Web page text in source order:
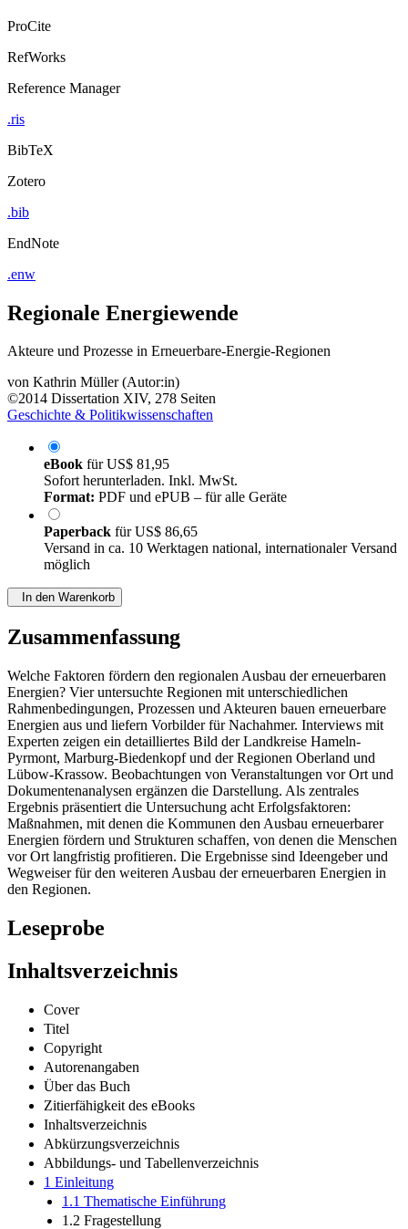
ProCite
RefWorks
Reference Manager
.ris
BibTeX
Zotero
.bib
EndNote
.enw
Regionale Energiewende
Akteure und Prozesse in Erneuerbare-Energie-Regionen
von Kathrin Müller (Autor:in)
©2014 Dissertation XIV, 278 Seiten
Geschichte & Politikwissenschaften
eBook fürUS$ 81,95
Sofort herunterladen. Inkl. MwSt.
Format: PDF und ePUB – für alle Geräte
Paperback fürUS$ 86,65
Versand in ca. 10 Werktagen national, internationaler Versand
möglich
In den Warenkorb
Zusammenfassung
Welche Faktoren fördern den regionalen Ausbau der erneuerbaren
Energien? Vier untersuchte Regionen mit unterschiedlichen
Rahmenbedingungen, Prozessen und Akteuren bauen erneuerbare
Energien aus und liefern Vorbilder für Nachahmer. Interviews mit
Experten zeigen ein detailliertes Bild der Landkreise Hameln-
Pyrmont, Marburg-Biedenkopf und der Regionen Oberland und
Lübow-Krassow. Beobachtungen von Veranstaltungen vor Ort und
Dokumentenanalysen ergänzen die Darstellung. Als zentrales
Ergebnis präsentiert die Untersuchung acht Erfolgsfaktoren:
Maßnahmen, mit denen die Kommunen den Ausbau erneuerbarer
Energien fördern und Strukturen schaffen, von denen die Menschen
vor Ort langfristig profitieren. Die Ergebnisse sind Ideengeber und
Wegweiser für den weiteren Ausbau der erneuerbaren Energien in
den Regionen.
Leseprobe
Inhaltsverzeichnis
Cover
Titel
Copyright
Autorenangaben
Über das Buch
Zitierfähigkeit des eBooks
Inhaltsverzeichnis
Abkürzungsverzeichnis
Abbildungs- und Tabellenverzeichnis
1 Einleitung
1.1 Thematische Einführung
1.2 Fragestellung